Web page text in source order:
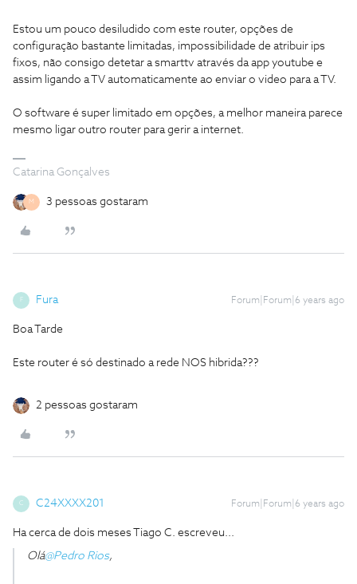
Estou um pouco desiludido com este router, opções de
configuração bastante limitadas, impossibilidade de atribuir ips
fixos, não consigo detetar a smarttv através da app youtube e
assim ligando a TV automaticamente ao enviar o video para a TV.
O software é super limitado em opções, a melhor maneira parece
mesmo ligar outro router para gerir a internet.
Catarina Gonçalves
M 3 pessoas gostaram
Fura Forum|Forum|6 years ago
Boa Tarde
Este router é só destinado a rede NOS hibrida???
2 pessoas gostaram
C C24XXXX201 Forum|Forum|6 years ago
Ha cerca de dois meses Tiago C. escreveu...
Olá@Pedro Rios,